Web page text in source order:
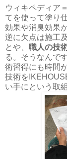
ウィキペディア
てを使って塗り
効果や消臭効果
逆に欠点は施工
とや、 職人の技
る。そうなんで
術習得にも時間
技術を
い手にという取